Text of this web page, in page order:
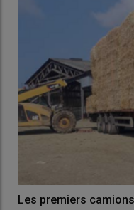
Les premiers